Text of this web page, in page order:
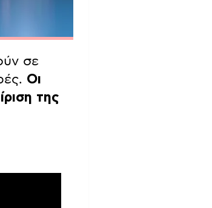
σε
Οι
της